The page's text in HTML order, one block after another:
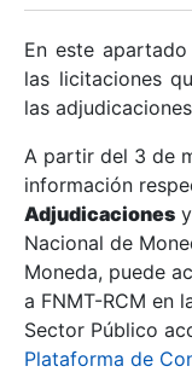
Mostrar/Ocultar
Mostrar/Ocultar
En este
las licitaciones
las
A partir del 3 de
información
Adjudicaciones
Nacional de
Moneda, puede
a FNMT-RCM en
Sector Público
Plataforma de